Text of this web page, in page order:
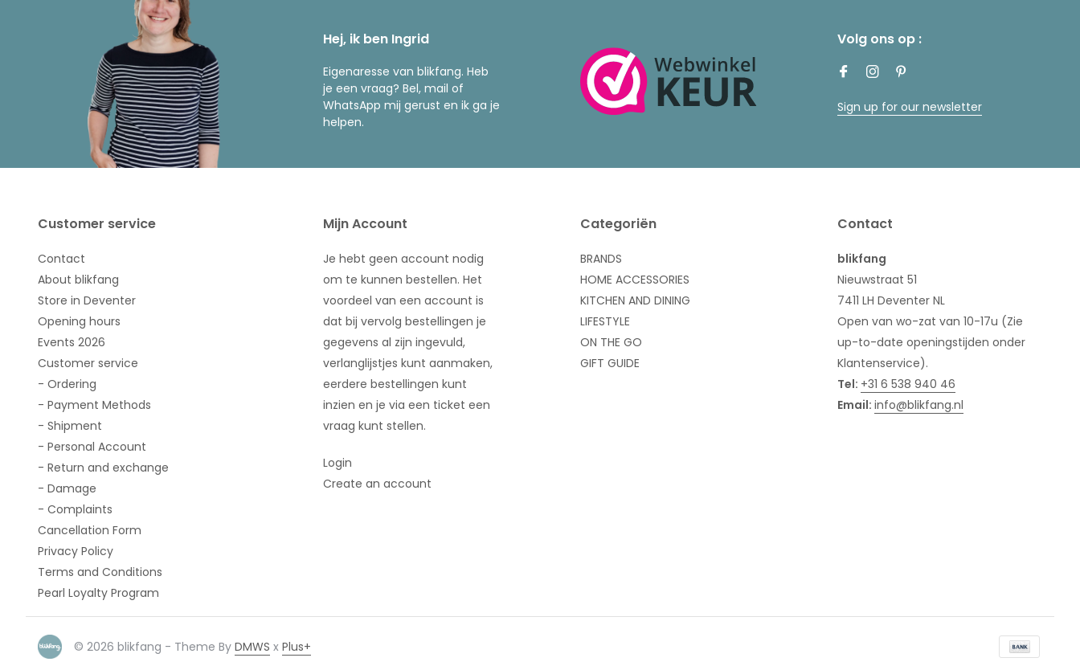
Hej, ik ben Ingrid
Eigenaresse van blikfang. Heb
je een vraag? Bel, mail of
WhatsApp mij gerust en ik ga je
helpen.
Volg ons op :
Sign up for our newsletter
Customer service
Contact
About blikfang
Store in Deventer
Opening hours
Events 2026
Customer service
- Ordering
- Payment Methods
- Shipment
- Personal Account
- Return and exchange
- Damage
- Complaints
Cancellation Form
Privacy Policy
Terms and Conditions
Pearl Loyalty Program
Mijn Account
Je hebt geen account nodig
om te kunnen bestellen. Het
voordeel van een account is
dat bij vervolg bestellingen je
gegevens al zijn ingevuld,
verlanglijstjes kunt aanmaken,
eerdere bestellingen kunt
inzien en je via een ticket een
vraag kunt stellen.
Login
Create an account
Categoriën
BRANDS
HOME ACCESSORIES
KITCHEN AND DINING
LIFESTYLE
ON THE GO
GIFT GUIDE
Contact
blikfang
Nieuwstraat 51
7411 LH Deventer NL
Open van wo-zat van 10-17u (Zie
up-to-date openingstijden onder
Klantenservice).
Tel: +31 6 538 940 46
Email: info@blikfang.nl
© 2026 blikfang - Theme By DMWS x Plus+